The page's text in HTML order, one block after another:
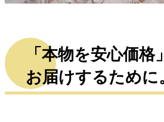
「本物を安心価格
お届けするために。